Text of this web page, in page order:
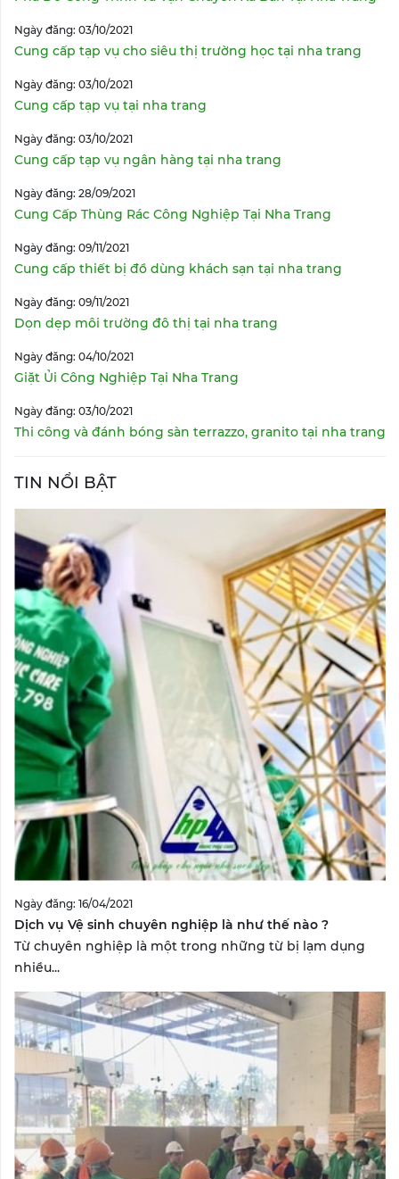
Ngày đăng: 03/10/2021
Cung cấp tạp vụ cho siêu thị trường học tại nha trang
Ngày đăng: 03/10/2021
Cung cấp tạp vụ tại nha trang
Ngày đăng: 03/10/2021
Cung cấp tạp vụ ngân hàng tại nha trang
Ngày đăng: 28/09/2021
Cung Cấp Thùng Rác Công Nghiệp Tại Nha Trang
Ngày đăng: 09/11/2021
Cung cấp thiết bị đồ dùng khách sạn tại nha trang
Ngày đăng: 09/11/2021
Dọn dẹp môi trường đô thị tại nha trang
Ngày đăng: 04/10/2021
Giặt Ủi Công Nghiệp Tại Nha Trang
Ngày đăng: 03/10/2021
Thi công và đánh bóng sàn terrazzo, granito tại nha trang
TIN NỔI BẬT
Ngày đăng: 16/04/2021
Dịch vụ Vệ sinh chuyên nghiệp là như thế nào ?
Từ chuyên nghiệp là một trong những từ bị lạm dụng
nhiều...